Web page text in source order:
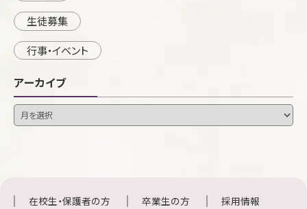
生徒募集
行事・イベント
アーカイブ
在校生・保護者の方 卒業生の方
採用情報